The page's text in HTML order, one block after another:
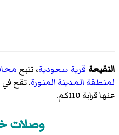
النقيعة قرية سعودية، تتبع
لمنطقة المدينة المنورة. تقع
عنها قرابة 110كم.
وصلات